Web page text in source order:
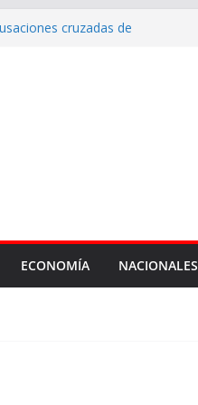
cruzadas de
Vinalar, Juan XXIII y
pluviales
en Fernández
del Hospital Zonal de
ECONOMÍA NACIONALES